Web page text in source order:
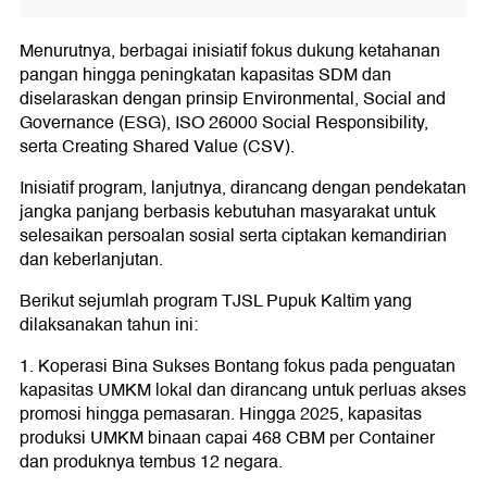
Menurutnya, berbagai inisiatif fokus dukung ketahanan
pangan hingga peningkatan kapasitas SDM dan
diselaraskan dengan prinsip Environmental, Social and
Governance (ESG), ISO 26000 Social Responsibility,
serta Creating Shared Value (CSV).
Inisiatif program, lanjutnya, dirancang dengan pendekatan
jangka panjang berbasis kebutuhan masyarakat untuk
selesaikan persoalan sosial serta ciptakan kemandirian
dan keberlanjutan.
Berikut sejumlah program TJSL Pupuk Kaltim yang
dilaksanakan tahun ini:
1. Koperasi Bina Sukses Bontang fokus pada penguatan
kapasitas UMKM lokal dan dirancang untuk perluas akses
promosi hingga pemasaran. Hingga 2025, kapasitas
produksi UMKM binaan capai 468 CBM per Container
dan produknya tembus 12 negara.